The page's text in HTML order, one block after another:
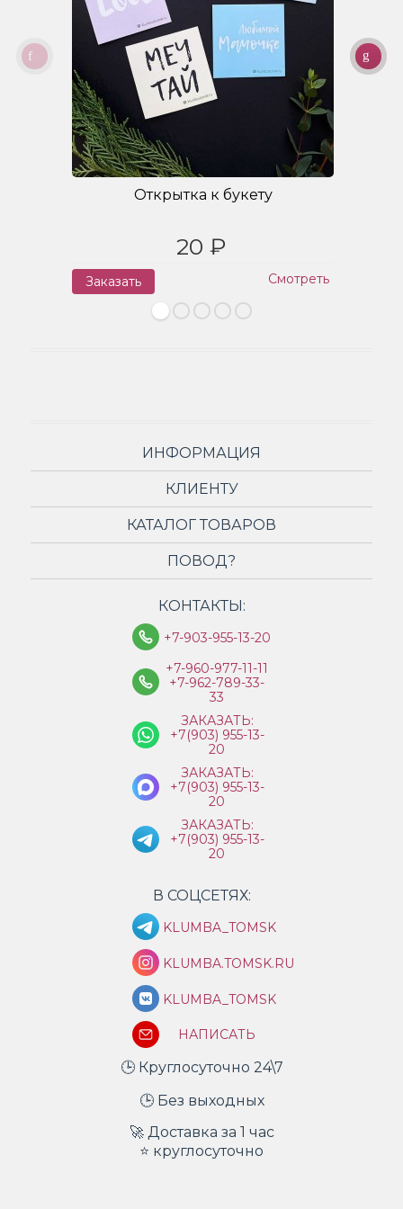
Открытка к букету
20 ₽
Заказать Смотреть
ИНФОРМАЦИЯ
КЛИЕНТУ
КАТАЛОГ ТОВАРОВ
ПОВОД?
КОНТАКТЫ:
+7-903-955-13-20
+7-960-977-11-11
+7-962-789-33-
33
ЗАКАЗАТЬ:
+7(903) 955-13-
20
ЗАКАЗАТЬ:
+7(903) 955-13-
20
ЗАКАЗАТЬ:
+7(903) 955-13-
20
В СОЦСЕТЯХ:
KLUMBA_TOMSK
KLUMBA.TOMSK.RU
KLUMBA_TOMSK
НАПИСАТЬ
🕒 Круглосуточно 24\7
🕒 Без выходных
🚀 Доставка за 1 час
⭐ круглосуточно